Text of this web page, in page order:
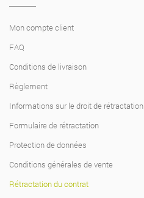
Mon compte client
FAQ
Conditions de livraison
Règlement
Informations sur le droit de rétractation
Formulaire de rétractation
Protection de données
Conditions générales de vente
Rétractation du contrat